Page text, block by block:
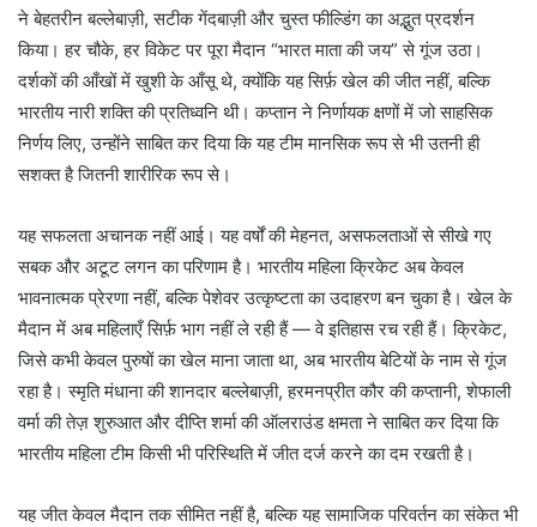
ने बेहतरीन बल्लेबाज़ी, सटीक गेंदबाज़ी और चुस्त फील्डिंग का अद्भुत प्रदर्शन
किया। हर चौके, हर विकेट पर पूरा मैदान “भारत माता की जय” से गूंज उठा।
दर्शकों की आँखों में खुशी के आँसू थे, क्योंकि यह सिर्फ़ खेल की जीत नहीं, बल्कि
भारतीय नारी शक्ति की प्रतिध्वनि थी। कप्तान ने निर्णायक क्षणों में जो साहसिक
निर्णय लिए, उन्होंने साबित कर दिया कि यह टीम मानसिक रूप से भी उतनी ही
सशक्त है जितनी शारीरिक रूप से।
यह सफलता अचानक नहीं आई। यह वर्षों की मेहनत, असफलताओं से सीखे गए
सबक और अटूट लगन का परिणाम है। भारतीय महिला क्रिकेट अब केवल
भावनात्मक प्रेरणा नहीं, बल्कि पेशेवर उत्कृष्टता का उदाहरण बन चुका है। खेल के
मैदान में अब महिलाएँ सिर्फ़ भाग नहीं ले रही हैं — वे इतिहास रच रही हैं। क्रिकेट,
जिसे कभी केवल पुरुषों का खेल माना जाता था, अब भारतीय बेटियों के नाम से गूंज
रहा है। स्मृति मंधाना की शानदार बल्लेबाज़ी, हरमनप्रीत कौर की कप्तानी, शेफाली
वर्मा की तेज़ शुरुआत और दीप्ति शर्मा की ऑलराउंड क्षमता ने साबित कर दिया कि
भारतीय महिला टीम किसी भी परिस्थिति में जीत दर्ज करने का दम रखती है।
यह जीत केवल मैदान तक सीमित नहीं है, बल्कि यह सामाजिक परिवर्तन का संकेत भी